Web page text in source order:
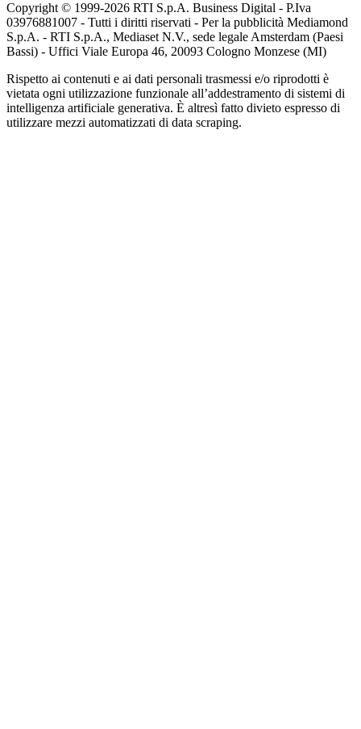
Copyright © 1999-2026 RTI S.p.A. Business Digital - P.Iva
03976881007 - Tutti i diritti riservati - Per la pubblicità Mediamond
S.p.A. - RTI S.p.A., Mediaset N.V., sede legale Amsterdam (Paesi
Bassi) - Uffici Viale Europa 46, 20093 Cologno Monzese (MI)
Rispetto ai contenuti e ai dati personali trasmessi e/o riprodotti è
vietata ogni utilizzazione funzionale all’addestramento di sistemi di
intelligenza artificiale generativa. È altresì fatto divieto espresso di
utilizzare mezzi automatizzati di data scraping.